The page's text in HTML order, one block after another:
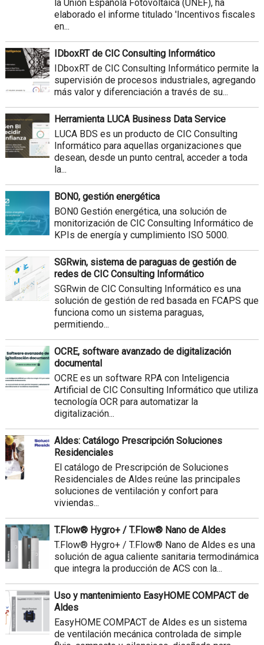
la Unión Española Fotovoltaica (UNEF), ha
elaborado el informe titulado 'Incentivos fiscales
en...
IDboxRT de CIC Consulting Informático
IDboxRT de CIC Consulting Informático permite la
supervisión de procesos industriales, agregando
más valor y diferenciación a través de su...
Herramienta LUCA Business Data Service
LUCA BDS es un producto de CIC Consulting
Informático para aquellas organizaciones que
desean, desde un punto central, acceder a toda
la...
BON0, gestión energética
BON0 Gestión energética, una solución de
monitorización de CIC Consulting Informático de
KPIs de energía y cumplimiento ISO 5000.
SGRwin, sistema de paraguas de gestión de
redes de CIC Consulting Informático
SGRwin de CIC Consulting Informático es una
solución de gestión de red basada en FCAPS que
funciona como un sistema paraguas,
permitiendo...
OCRE, software avanzado de digitalización
documental
OCRE es un software RPA con Inteligencia
Artificial de CIC Consulting Informático que utiliza
tecnología OCR para automatizar la
digitalización...
Aldes: Catálogo Prescripción Soluciones
Residenciales
El catálogo de Prescripción de Soluciones
Residenciales de Aldes reúne las principales
soluciones de ventilación y confort para
viviendas...
T.Flow® Hygro+ / T.Flow® Nano de Aldes
T.Flow® Hygro+ / T.Flow® Nano de Aldes es una
solución de agua caliente sanitaria termodinámica
que integra la producción de ACS con la...
Uso y mantenimiento EasyHOME COMPACT de
Aldes
EasyHOME COMPACT de Aldes es un sistema
de ventilación mecánica controlada de simple